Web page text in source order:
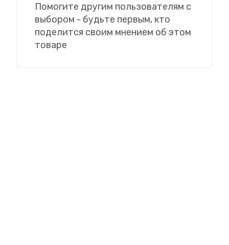
Помогите другим пользователям с
выбором - будьте первым, кто
поделится своим мнением об этом
товаре